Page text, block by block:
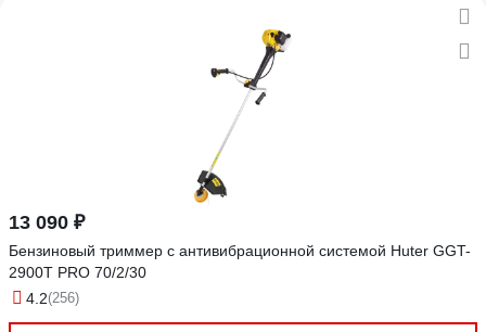
13 090 ₽
Бензиновый триммер с антивибрационной системой Huter GGT-
2900T PRO 70/2/30
4.2(256)